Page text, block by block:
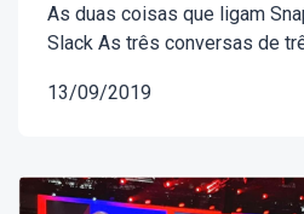
As duas coisas que ligam
Slack As três conversas de
13/09/2019